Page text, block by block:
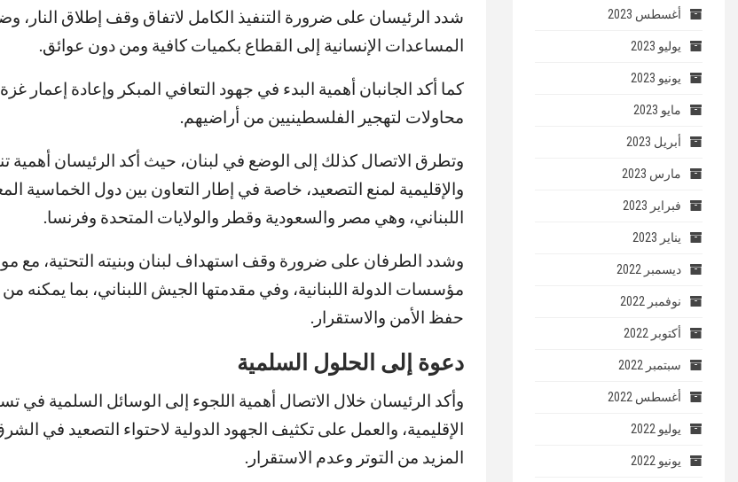
شدد الرئيسان على ضرورة التنفيذ الكامل لاتفاق وقف إطلاق النار،
المساعدات الإنسانية إلى القطاع بكميات كافية ومن دون عوائق.
كما أكد الجانبان أهمية البدء في جهود التعافي المبكر وإعادة إعمار
محاولات لتهجير الفلسطينيين من أراضيهم.
وتطرق الاتصال كذلك إلى الوضع في لبنان، حيث أكد الرئيسان أهمية
والإقليمية لمنع التصعيد، خاصة في إطار التعاون بين دول الخماسية
اللبناني، وهي مصر والسعودية وقطر والولايات المتحدة وفرنسا.
وشدد الطرفان على ضرورة وقف استهداف لبنان وبنيته التحتية، مع
مؤسسات الدولة اللبنانية، وفي مقدمتها الجيش اللبناني، بما يمكنه
حفظ الأمن والاستقرار.
دعوة إلى الحلول السلمية
وأكد الرئيسان خلال الاتصال أهمية اللجوء إلى الوسائل السلمية في
الإقليمية، والعمل على تكثيف الجهود الدولية لاحتواء التصعيد في
المزيد من التوتر وعدم الاستقرار.
أغسطس 2023
يوليو 2023
يونيو 2023
مايو 2023
أبريل 2023
مارس 2023
فبراير 2023
يناير 2023
ديسمبر 2022
نوفمبر 2022
أكتوبر 2022
سبتمبر 2022
أغسطس 2022
يوليو 2022
يونيو 2022